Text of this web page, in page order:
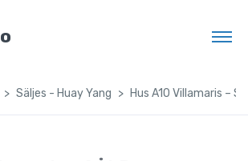
Säljes - Huay Yang Hus A10 Villamaris –